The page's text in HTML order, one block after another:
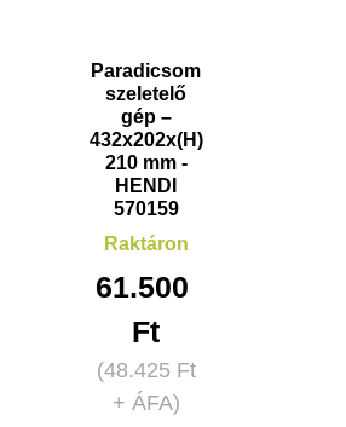
Paradicsom
szeletelő
gép –
432x202x(H)
210 mm -
HENDI
570159
Raktáron
61.500
Ft
(48.425 Ft
+ ÁFA)